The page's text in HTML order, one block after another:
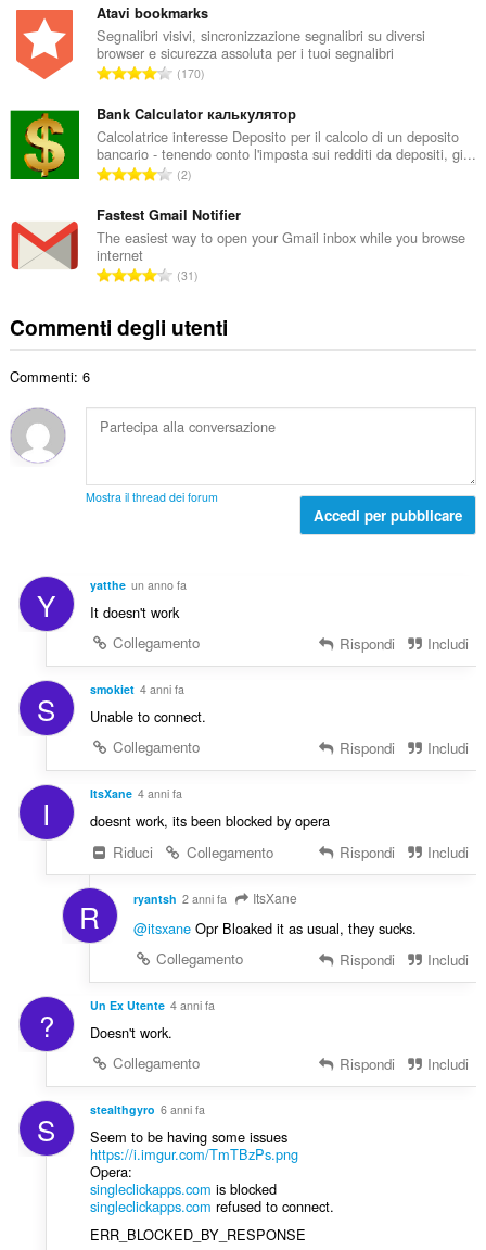
o
t
a
e
d
i
g
u
d
z
:
m
e
r
o
o
t
a
e
d
g
u
d
i
:
Atavi bookmarks
Segnalibri visivi, sincronizzazione segnalibri su diversi
browser e sicurezza assoluta per i tuoi segnalibri
N
m
e
r
o
o
t
a
d
i
u
d
z
i
170
Bank Calculator калькулятор
Calcolatrice interesse Deposito per il calcolo di un deposito
bancario - tenendo conto l'imposta sui redditi da depositi, gi...
N
m
e
o
o
t
e
d
i
z
i
2
Fastest Gmail Notifier
The easiest way to open your Gmail inbox while you browse
internet
N
e
t
o
l
g
u
d
i
z
:
31
Commenti degli utenti
Commenti: 6
Mostra il thread dei forum
Accedi per pubblicare
Y yatthe un anno fa
It doesn't work
Collegamento
Rispondi Includi
S smokiet 4 anni fa
Unable to connect.
Collegamento
Rispondi Includi
I ItsXane 4 anni fa
doesnt work, its been blocked by opera
Riduci
Collegamento Rispondi Includi
R ryantsh 2 anni fa ItsXane
@itsxaneOpr Bloaked it as usual, they sucks.
Collegamento
Rispondi Includi
? Un Ex Utente 4 anni fa
Doesn't work.
Collegamento
Rispondi Includi
S stealthgyro 6 anni fa
Seem to be having some issues
https://i.imgur.com/TmTBzPs.png
Opera:
singleclickapps.com is blocked
singleclickapps.com refused to connect.
ERR_BLOCKED_BY_RESPONSE